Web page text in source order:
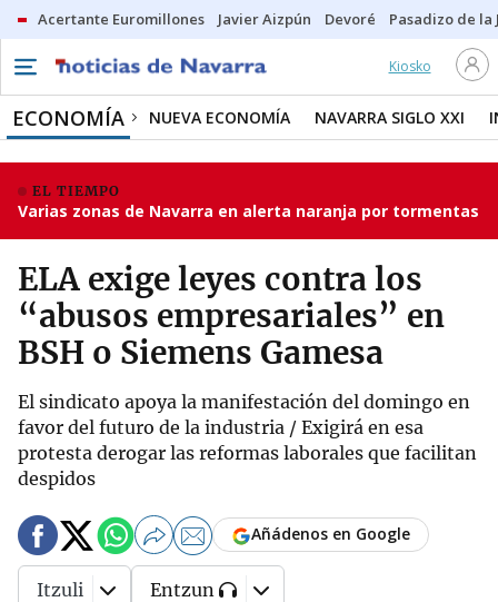
Acertante Euromillones Javier Aizpún Devoré Pasadizo de la
Kiosko
ECONOMÍA NUEVA ECONOMÍA NAVARRA SIGLO XXI
EL TIEMPO
Varias zonas de Navarra en alerta naranja por tormentas
ELA exige leyes contra los
“abusos empresariales” en
BSH o Siemens Gamesa
El sindicato apoya la manifestación del domingo en
favor del futuro de la industria / Exigirá en esa
protesta derogar las reformas laborales que facilitan
despidos
Añádenos en Google
Itzuli Entzun